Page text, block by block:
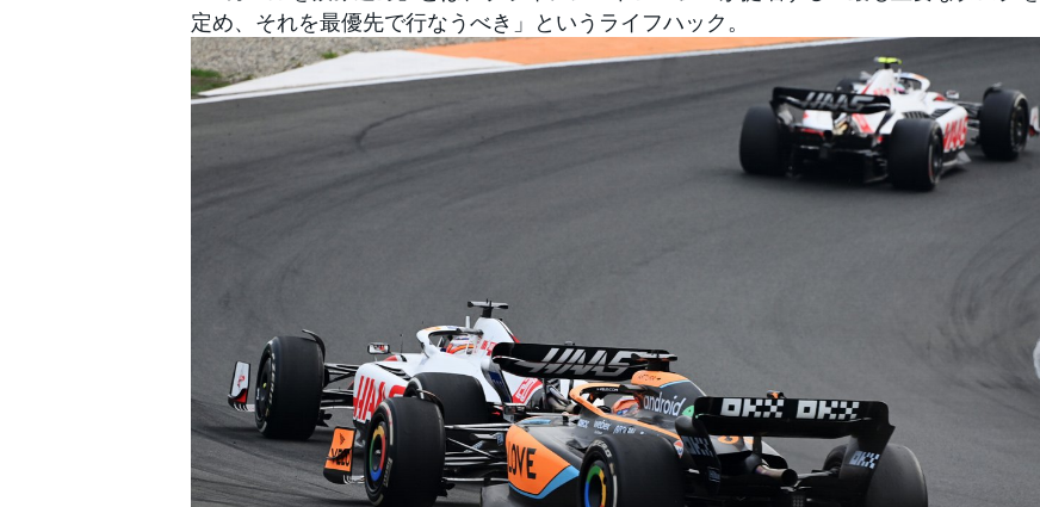
定め、それを最優先で行なうべき」というライフハック。